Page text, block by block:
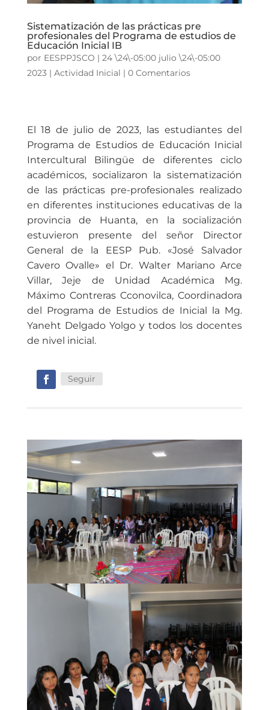
Sistematización de las prácticas pre
profesionales del Programa de estudios de
Educación Inicial IB
por EESPPJSCO | 24 \24\-05:00 julio \24\-05:00
2023| Actividad Inicial | 0 Comentarios
El 18 de julio de 2023, las estudiantes del
Programa de Estudios de Educación Inicial
Intercultural Bilingüe de diferentes ciclo
académicos, socializaron la sistematización
de las prácticas pre-profesionales realizado
en diferentes instituciones educativas de la
provincia de Huanta, en la socialización
estuvieron presente del señor Director
General de la EESP Pub. «José Salvador
Cavero Ovalle» el Dr. Walter Mariano Arce
Villar, Jeje de Unidad Académica Mg.
Máximo Contreras Cconovilca, Coordinadora
del Programa de Estudios de Inicial la Mg.
Yaneht Delgado Yolgo y todos los docentes
de nivel inicial.
Seguir